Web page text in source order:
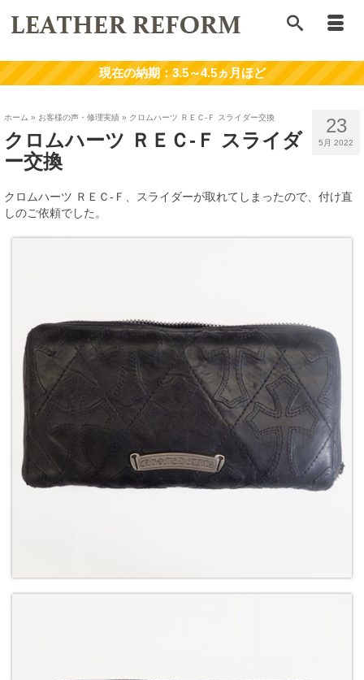
23
5月 2022
ホーム » お客様の声・修理実績 » クロムハーツ ＲＥＣ-Ｆ スライダー交換
クロムハーツ ＲＥＣ-Ｆ スライダ
ー交換
クロムハーツ ＲＥＣ-Ｆ、スライダーが取れてしまったので、付け直
しのご依頼でした。